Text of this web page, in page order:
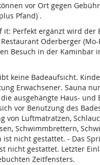
vor Ort gegen
Pfand) .
it: Perfekt ergänzt wird der
Oderberger (Mo-
Besuch in der Kaminbar
keine Badeaufsicht.
Erwachsener. Sauna
ausgehängte Haus- und
vor Benutzung des
von Luftmatratzen,
Schwimmbrettern,
ist nicht gestattet. - Das
nicht gestattet. Letzter
Zeitfensters.